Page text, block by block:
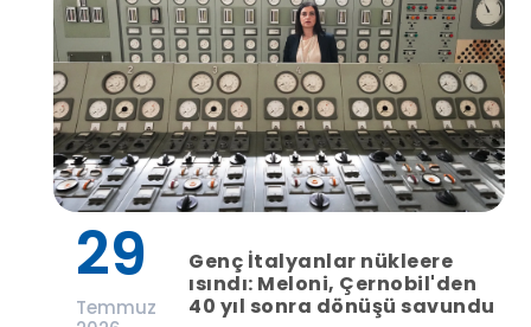
29
Temmuz
Genç İtalyanlar nükleere
ısındı: Meloni, Çernobil'den
40 yıl sonra dönüşü savundu